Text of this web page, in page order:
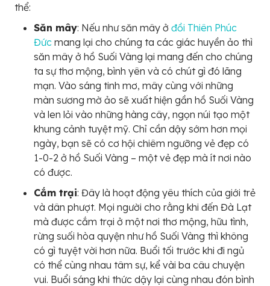
thể:
Săn mây: Nếu như săn mây ở đồi Thiên Phúc
Đức mang lại cho chúng ta các giác huyền ảo thì
săn mây ở hồ Suối Vàng lại mang đến cho chúng
ta sự thơ mộng, bình yên và có chút gì đó lãng
mạn. Vào sáng tinh mơ, mây cùng với những
màn sương mờ ảo sẽ xuất hiện gần hồ Suối Vàng
và len lỏi vào những hàng cây, ngọn núi tạo một
khung cảnh tuyệt mỹ. Chỉ cần dậy sớm hơn mọi
ngày, bạn sẽ có cơ hội chiêm ngưỡng vẻ đẹp có
1-0-2 ở hồ Suối Vàng – một vẻ đẹp mà ít nơi nào
có được.
Cắm trại: Đây là hoạt động yêu thích của giới trẻ
và dân phượt. Mọi người cho rằng khi đến Đà Lạt
mà được cắm trại ở một nơi thơ mộng, hữu tình,
rừng suối hòa quyện như hồ Suối Vàng thì không
có gì tuyệt vời hơn nữa. Buổi tối trước khi đi ngủ
có thể cùng nhau tâm sự, kể vài ba câu chuyện
vui. Buổi sáng khi thức dậy lại cùng nhau đón bình